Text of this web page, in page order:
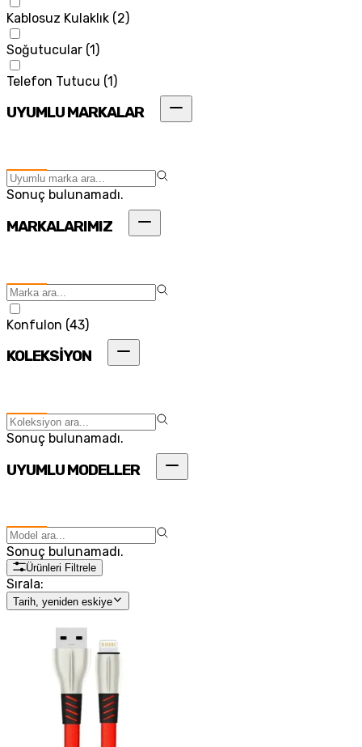
Kablosuz Kulaklık (2)
Soğutucular (1)
Telefon Tutucu (1)
UYUMLU MARKALAR
Sonuç bulunamadı.
MARKALARIMIZ
Konfulon (43)
KOLEKSİYON
Sonuç bulunamadı.
UYUMLU MODELLER
Sonuç bulunamadı.
Ürünleri Filtrele
Sırala:
Tarih, yeniden eskiye